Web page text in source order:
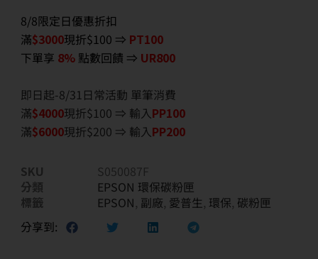
8/8限定日優惠折扣
滿$3000現折$100 ⇒ PT100
下單享 8% 點數回饋 ⇒ UR800
即日起-8/31日常活動 單筆消費
滿$4000現折$100 ⇒ 輸入PP100
滿$6000現折$200 ⇒ 輸入PP200
SKU
S050087F
分類
EPSON 環保碳粉匣
標籤
EPSON, 副廠, 愛普生, 環保, 碳粉匣
分享到: